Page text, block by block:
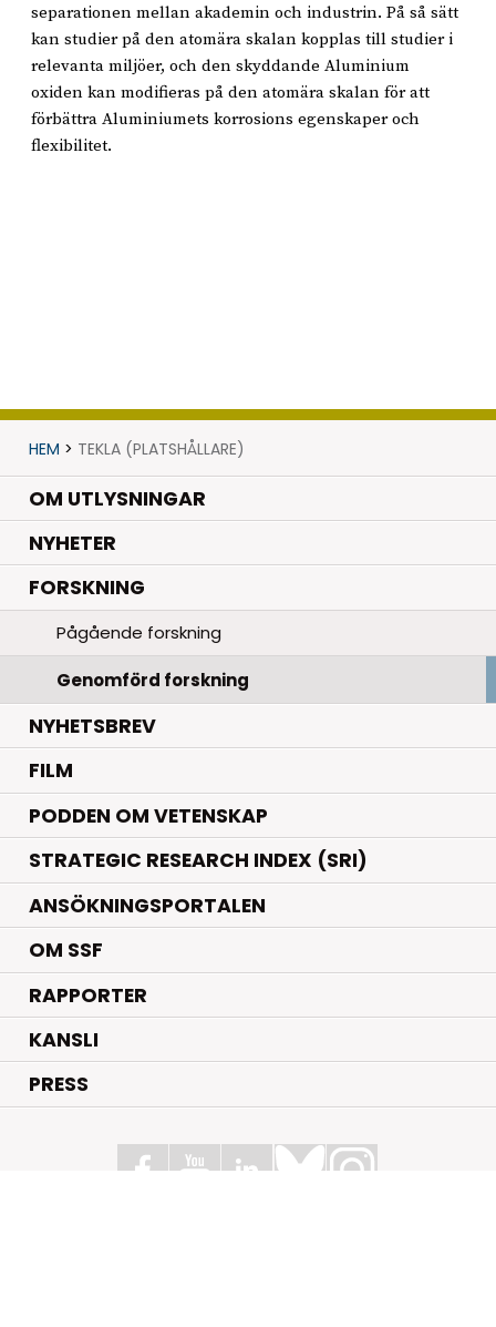
separationen mellan akademin och industrin. På så sätt
kan studier på den atomära skalan kopplas till studier i
relevanta miljöer, och den skyddande Aluminium
oxiden kan modifieras på den atomära skalan för att
förbättra Aluminiumets korrosions egenskaper och
flexibilitet.
HEM > TEKLA (PLATSHÅLLARE)
OM UTLYSNINGAR
NYHETER.
FORSKNING.
Pågående forskning
Genomförd forskning
NYHETSBREV
FILM
PODDEN OM VETENSKAP
STRATEGIC RESEARCH INDEX (SRI)
ANSÖKNINGSPORTALEN
OM SSF
RAPPORTER
KANSLI
PRESS